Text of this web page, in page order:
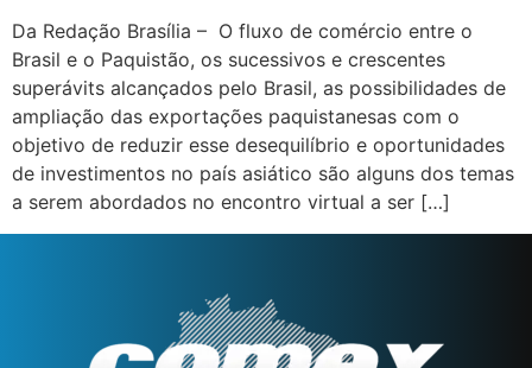
Da Redação Brasília – O fluxo de comércio entre o
Brasil e o Paquistão, os sucessivos e crescentes
superávits alcançados pelo Brasil, as possibilidades de
ampliação das exportações paquistanesas com o
objetivo de reduzir esse desequilíbrio e oportunidades
de investimentos no país asiático são alguns dos temas
a serem abordados no encontro virtual a ser […]